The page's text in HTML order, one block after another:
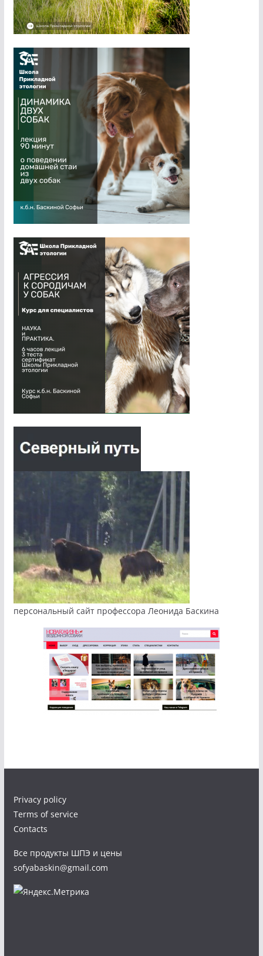
персональный сайт профессора Леонида Баскина
Privacy policy
Terms of service
Contacts
Все продукты ШПЭ и цены
sofyabaskin@gmail.com